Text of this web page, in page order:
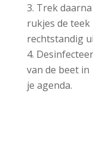
Trek
rukjes de teek
rechtstandig
van de beet in
je agenda.